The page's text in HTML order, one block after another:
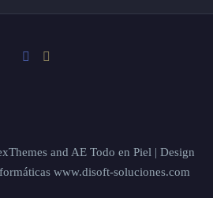
and AE Todo en Piel | Design
www.disoft-soluciones.com